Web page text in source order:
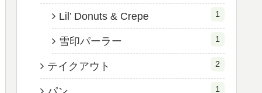
Lil’ Donuts & Crepe 1
雪印パーラー 1
テイクアウト 2
1